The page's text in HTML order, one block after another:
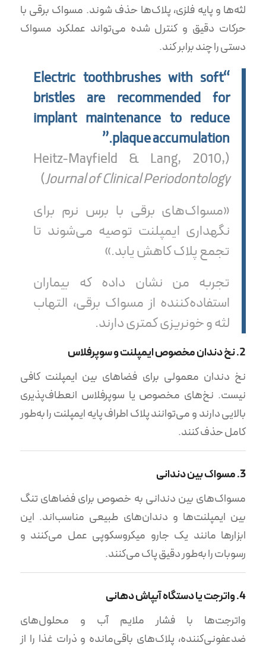
لثه‌ها و پایه فلزی، پلاک‌ها حذف شوند. مسواک برقی با
حرکات دقیق و کنترل شده می‌تواند عملکرد مسواک
دستی را چند برابر کند.
“Electric toothbrushes with soft
bristles are recommended for
implant maintenance to reduce
plaque accumulation.”
(Heitz-Mayfield & Lang, 2010,
Journal of Clinical Periodontology
)
«مسواک‌های برقی با برس نرم برای
نگهداری ایمپلنت توصیه می‌شوند تا
تجمع پلاک کاهش یابد.»
تجربه من نشان داده که بیماران
استفاده‌کننده از مسواک برقی، التهاب
لثه و خونریزی کمتری دارند.
2. نخ دندان مخصوص ایمپلنت و سوپرفلاس
نخ دندان معمولی برای فضاهای بین ایمپلنت کافی
نیست. نخ‌های مخصوص یا سوپرفلاس انعطاف‌پذیری
بالایی دارند و می‌توانند پلاک اطراف پایه ایمپلنت را به‌طور
کامل حذف کنند.
3. مسواک بین دندانی
مسواک‌های بین دندانی به خصوص برای فضاهای تنگ
بین ایمپلنت‌ها و دندان‌های طبیعی مناسب‌اند. این
ابزارها مانند یک جارو میکروسکوپی عمل می‌کنند و
رسوبات را به‌طور دقیق پاک می‌کنند.
4. واترجت یا دستگاه آبپاش دهانی
واترجت‌ها با فشار ملایم آب و محلول‌های
ضدعفونی‌کننده، پلاک‌های باقی‌مانده و ذرات غذا را از